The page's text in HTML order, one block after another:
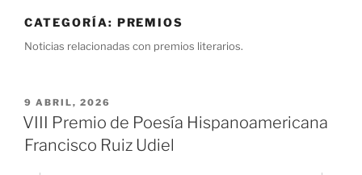
CATEGORÍA: PREMIOS
Noticias relacionadas con premios literarios.
PUBLICADO
EL
9 ABRIL, 2026
VIII Premio de Poesía Hispanoamericana
Francisco Ruiz Udiel